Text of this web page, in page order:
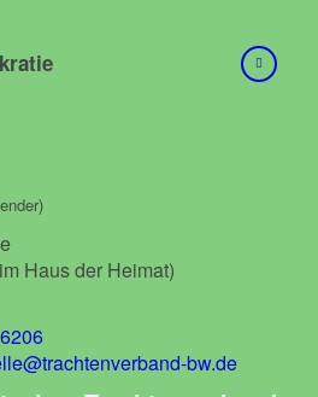
Haus der Heimat)
bw.de